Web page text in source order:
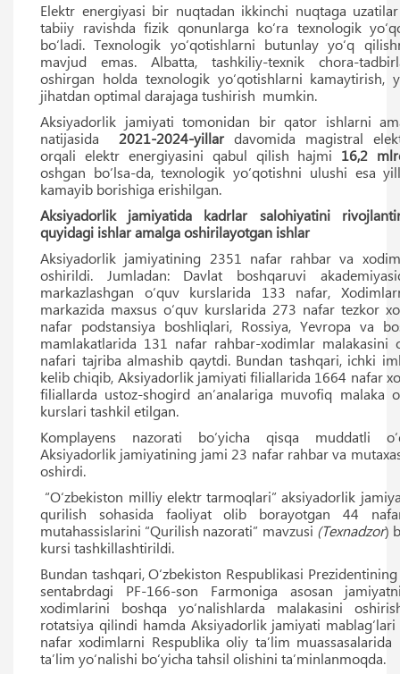
Elektr energiyasi bir nuqtadan ikkinchi nuqtaga
tabiiy ravishda fizik qonunlarga ko‘ra texnologik
bo‘ladi. Texnologik yo‘qotishlarni butunlay yo‘q
mavjud emas. Albatta, tashkiliy-texnik chora-
oshirgan holda texnologik yo‘qotishlarni kamaytirish,
jihatdan optimal darajaga tushirish mumkin.
Aksiyadorlik jamiyati tomonidan bir qator ishlarni
natijasida 2021-2024-yillardavomida magistral
orqali elektr energiyasini qabul qilish hajmi 16,2
oshgan bo‘lsa-da, texnologik yo‘qotishni ulushi esa
kamayib borishiga erishilgan.
Aksiyadorlik jamiyatida kadrlar salohiyatini
quyidagi ishlar amalga oshirilayotgan ishlar
Aksiyadorlik jamiyatining 2351 nafar rahbar va
oshirildi. Jumladan: Davlat boshqaruvi
markazlashgan o‘quv kurslarida 133 nafar,
markazida maxsus o‘quv kurslarida 273 nafar tezkor
nafar podstansiya boshliqlari, Rossiya, Yevropa va
mamlakatlarida 131 nafar rahbar-xodimlar malakasini
nafari tajriba almashib qaytdi. Bundan tashqari, ichki
kelib chiqib, Aksiyadorlik jamiyati filiallarida 1664 nafar
filiallarda ustoz-shogird anʼanalariga muvofiq malaka
kurslari tashkil etilgan.
Komplayens nazorati bo‘yicha qisqa muddatli
Aksiyadorlik jamiyatining jami 23 nafar rahbar va
oshirdi.
“O‘zbekiston milliy elektr tarmoqlari” aksiyadorlik
qurilish sohasida faoliyat olib borayotgan 44
mutahassislarini “Qurilish nazorati” mavzusi (Texnadzor)
kursi tashkillashtirildi.
Bundan tashqari, O‘zbekiston Respublikasi
sentabrdagi PF-166-son Farmoniga asosan
xodimlarini boshqa yo‘nalishlarda malakasini
rotatsiya qilindi hamda Aksiyadorlik jamiyati
nafar xodimlarni Respublika oliy taʼlim muassasalarida
taʼlim yo‘nalishi bo‘yicha tahsil olishini taʼminlanmoqda.